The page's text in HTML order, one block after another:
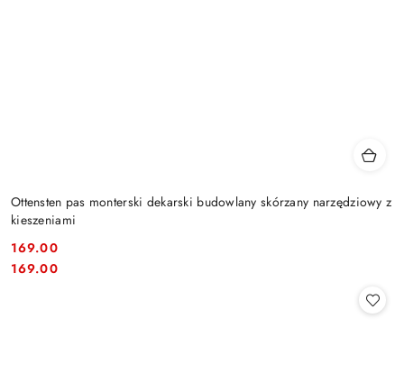
Ottensten pas monterski dekarski budowlany skórzany narzędziowy z
kieszeniami
Cena:
169.00
Cena:
169.00